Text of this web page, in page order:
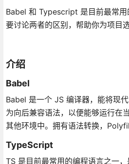
Babel 和 Typescript 是目前最常用
要讨论两者的区别，帮助你为项目
介绍
Babel
Babel 是一个 JS 编译器，能将现
为向后兼容语法，以便能够运行在
其他环境中。拥有语法转换，
TypeScript
TS 是目前最常用的编程语言之一，